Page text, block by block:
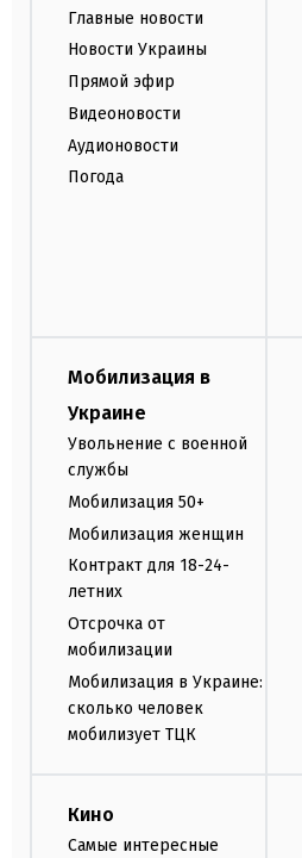
Главные новости
Новости Украины
Прямой эфир
Видеоновости
Аудионовости
Погода
Мобилизация в
Украине
Увольнение с военной
службы
Мобилизация 50+
Мобилизация женщин
Контракт для 18-24-
летних
Отсрочка от
мобилизации
Мобилизация в Украине:
сколько человек
мобилизует ТЦК
Кино
Самые интересные